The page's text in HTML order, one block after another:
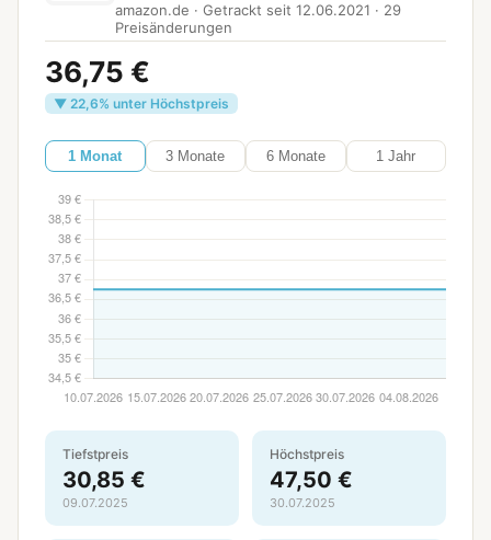
amazon.de · Getrackt seit 12.06.2021 · 29
Preisänderungen
36,75 €
▼ 22,6% unter Höchstpreis
1 Monat 3 Monate 6 Monate 1 Jahr
Tiefstpreis
30,85 €
09.07.2025
Höchstpreis
47,50 €
30.07.2025